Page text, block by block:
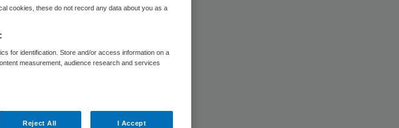
cookies, these do not record any data about you as a
for identification. Store and/or access information on a
measurement, audience research and services
Reject All I Accept